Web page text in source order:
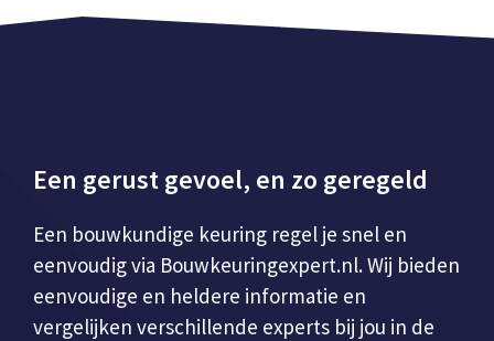
Een gerust gevoel, en zo geregeld
Een bouwkundige keuring regel je snel en
eenvoudig via Bouwkeuringexpert.nl. Wij bieden
eenvoudige en heldere informatie en
vergelijken verschillende experts bij jou in de